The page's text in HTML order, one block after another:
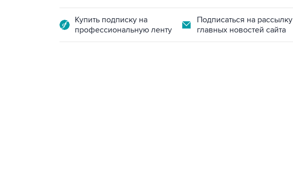
Купить подписку на
профессиональную ленту
Подписаться на рассылку
главных новостей сайта